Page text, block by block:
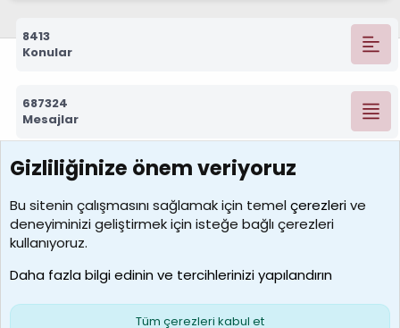
8413
Konular
687324
Mesajlar
7390
Kullanıcılar
MosesBrownHayranı
Son üye
Çerezler
S
Gizliliğinize önem veriyoruz
Bu sitenin çalışmasını sağlamak için temelçerezlerive
deneyiminizi geliştirmek için isteğe bağlı çerezleri
kullanıyoruz.
Daha fazla bilgi edinin ve tercihlerinizi yapılandırın
Tüm çerezleri kabul et